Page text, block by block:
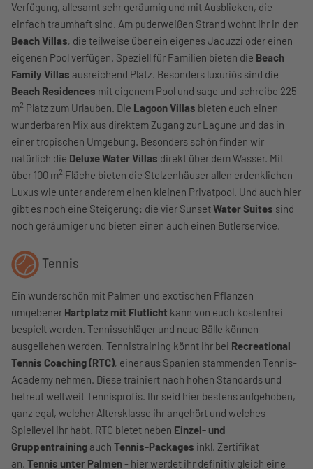
Verfügung, allesamt sehr geräumig und mit Ausblicken, die
einfach traumhaft sind. Am puderweißen Strand wohnt ihr in den
Beach Villas, die teilweise über ein eigenes Jacuzzi oder einen
eigenen Pool verfügen. Speziell für Familien bieten die Beach
Family Villas ausreichend Platz. Besonders luxuriös sind die
Beach Residences mit eigenem Pool und sage und schreibe 225
m2 Platz zum Urlauben. Die Lagoon Villas bieten euch einen
wunderbaren Mix aus direktem Zugang zur Lagune und das in
einer tropischen Umgebung. Besonders schön finden wir
natürlich die Deluxe Water Villas direkt über dem Wasser. Mit
über 100 m2 Fläche bieten die Stelzenhäuser allen erdenklichen
Luxus wie unter anderem einen kleinen Privatpool. Und auch hier
gibt es noch eine Steigerung: die vier SunsetWater Suites sind
noch geräumiger und bieten einen auch einen Butlerservice.
Tennis
Ein wunderschön mit Palmen und exotischen Pflanzen
umgebener Hartplatz mit Flutlicht kann von euch kostenfrei
bespielt werden. Tennisschläger und neue Bälle können
ausgeliehen werden. Tennistraining könnt ihr bei Recreational
Tennis Coaching (RTC), einer aus Spanien stammenden Tennis-
Academy nehmen. Diese trainiert nach hohen Standards und
betreut weltweit Tennisprofis. Ihr seid hier bestens aufgehoben,
ganz egal, welcher Altersklasse ihr angehört und welches
Spiellevel ihr habt. RTC bietet neben Einzel- und
Gruppentraining auch Tennis-Packages inkl. Zertifikat
an. Tennis unter Palmen- hier werdet ihr definitiv gleich eine